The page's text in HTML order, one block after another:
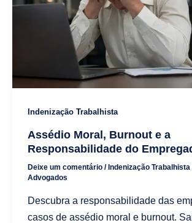
Indenização Trabalhista
Assédio Moral, Burnout e a
Responsabilidade do
Deixe um comentário / Indenização Trabalhista
Advogados
Descubra a responsabilidade das
casos de assédio moral e burnout.